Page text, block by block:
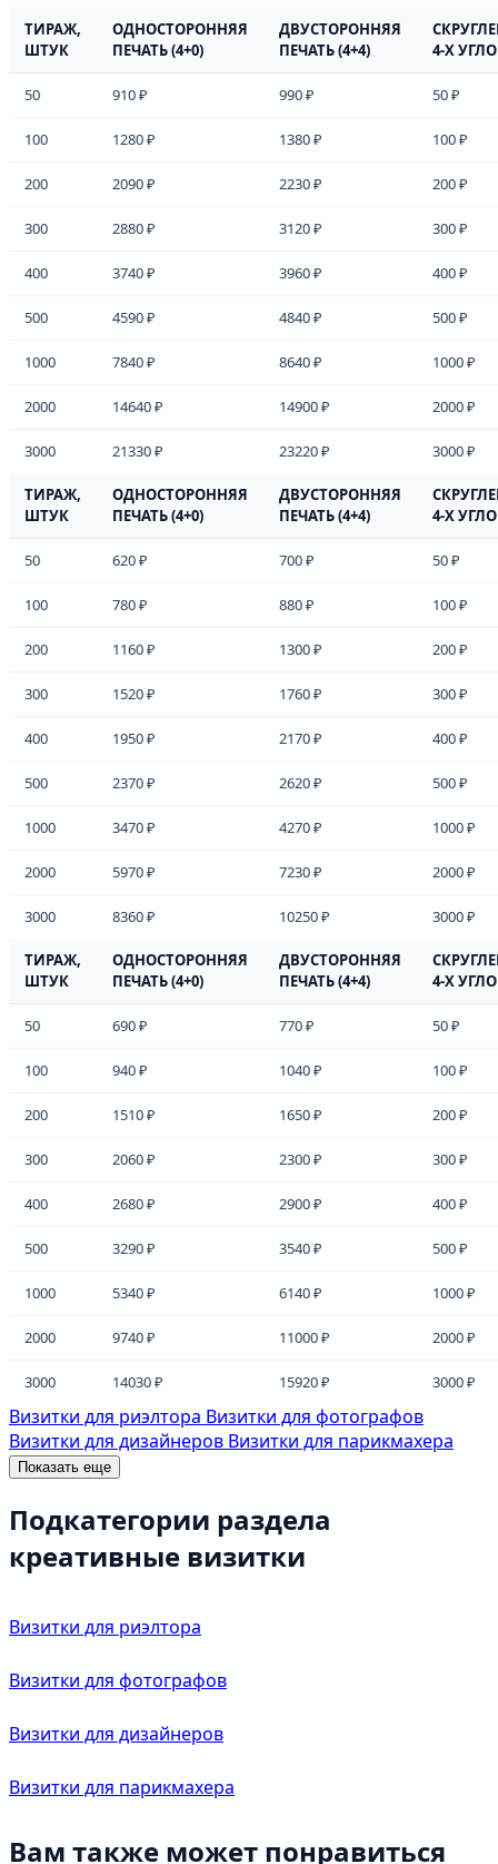
ТИРАЖ,
ШТУК
ОДНОСТОРОННЯЯ
ПЕЧАТЬ (4+0)
ДВУСТОРОННЯЯ
ПЕЧАТЬ (4+4)
4-Х
50 910 ₽ 990 ₽ 50 ₽
100 1280 ₽ 1380 ₽ 100 ₽
200 2090 ₽ 2230 ₽ 200 ₽
300 2880 ₽ 3120 ₽ 300 ₽
400 3740 ₽ 3960 ₽ 400 ₽
500 4590 ₽ 4840 ₽ 500 ₽
1000 7840 ₽ 8640 ₽ 1000 ₽
2000 14640 ₽ 14900 ₽ 2000 ₽
3000 21330 ₽ 23220 ₽ 3000 ₽
ТИРАЖ,
ШТУК
ОДНОСТОРОННЯЯ
ПЕЧАТЬ (4+0)
ДВУСТОРОННЯЯ
ПЕЧАТЬ (4+4)
4-Х
50 620 ₽ 700 ₽ 50 ₽
100 780 ₽ 880 ₽ 100 ₽
200 1160 ₽ 1300 ₽ 200 ₽
300 1520 ₽ 1760 ₽ 300 ₽
400 1950 ₽ 2170 ₽ 400 ₽
500 2370 ₽ 2620 ₽ 500 ₽
1000 3470 ₽ 4270 ₽ 1000 ₽
2000 5970 ₽ 7230 ₽ 2000 ₽
3000 8360 ₽ 10250 ₽ 3000 ₽
ТИРАЖ,
ШТУК
ОДНОСТОРОННЯЯ
ПЕЧАТЬ (4+0)
ДВУСТОРОННЯЯ
ПЕЧАТЬ (4+4)
4-Х
50 690 ₽ 770 ₽ 50 ₽
100 940 ₽ 1040 ₽ 100 ₽
200 1510 ₽ 1650 ₽ 200 ₽
300 2060 ₽ 2300 ₽ 300 ₽
400 2680 ₽ 2900 ₽ 400 ₽
500 3290 ₽ 3540 ₽ 500 ₽
1000 5340 ₽ 6140 ₽ 1000 ₽
2000 9740 ₽ 11000 ₽ 2000 ₽
3000 14030 ₽ 15920 ₽ 3000 ₽
Визитки для риэлтора Визитки для фотографов
Визитки для дизайнеров Визитки для парикмахера
Показать еще
Подкатегории раздела
креативные визитки
Визитки для риэлтора
Визитки для фотографов
Визитки для дизайнеров
Визитки для парикмахера
Вам также может понравиться